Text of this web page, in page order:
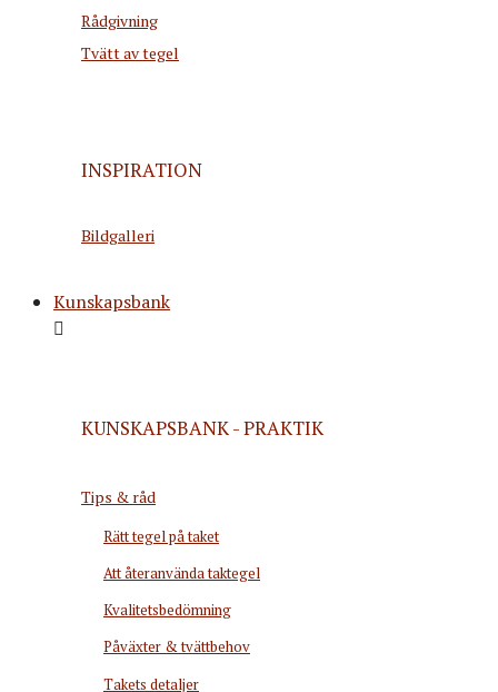
Rådgivning
Tvätt av tegel
INSPIRATION
Bildgalleri
Kunskapsbank
KUNSKAPSBANK - PRAKTIK
Tips & råd
Rätt tegel på taket
Att återanvända taktegel
Kvalitetsbedömning
Påväxter & tvättbehov
Takets detaljer